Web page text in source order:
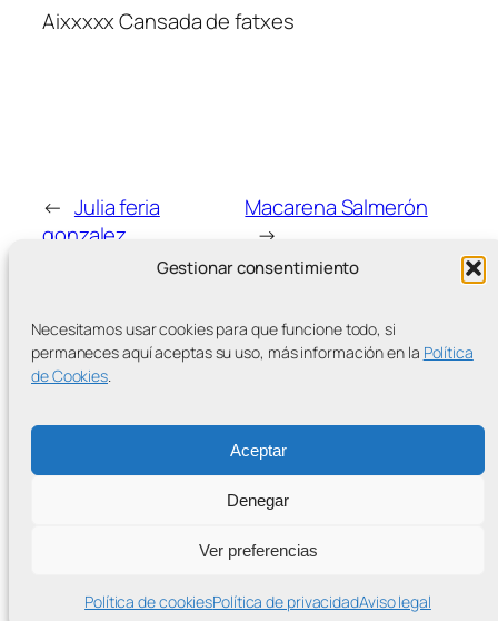
Gestionar consentimiento
Necesitamos usar cookies para que funcione todo, si
permaneces aquí aceptas su uso, más información en la Política
de Cookies.
Aceptar
Denegar
Ver preferencias
Política de cookiesPolítica de privacidadAviso legal
Aixxxxx Cansada de fatxes
← Julia feria
gonzalez
Macarena Salmerón
→
WordPress